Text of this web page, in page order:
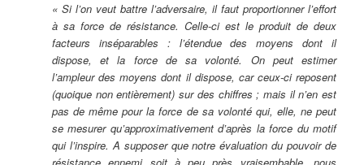
« Si l’on veut battre l’adversaire, il faut proportionner l’effort
à sa force de résistance. Celle-ci est le produit de deux
facteurs inséparables : l’étendue des moyens dont il
dispose, et la force de sa volonté. On peut estimer
l’ampleur des moyens dont il dispose, car ceux-ci reposent
(quoique non entièrement) sur des chiffres ; mais il n’en est
pas de même pour la force de sa volonté qui, elle, ne peut
se mesurer qu’approximativement d’après la force du motif
qui l’inspire. A supposer que notre évaluation du pouvoir de